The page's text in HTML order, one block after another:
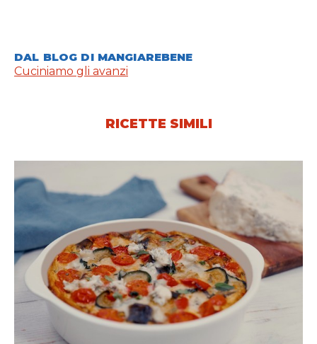
DAL BLOG DI MANGIAREBENE
Cuciniamo gli avanzi
RICETTE SIMILI